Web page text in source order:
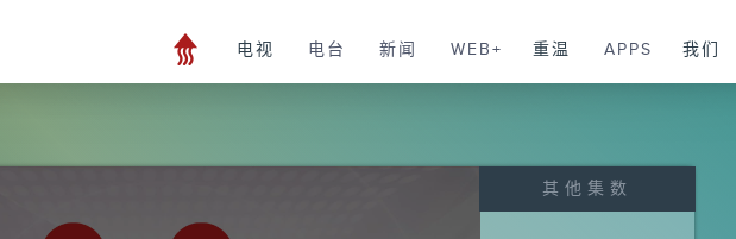
电视 电台 新闻 WEB+ 重温 APPS 我们
其他集数